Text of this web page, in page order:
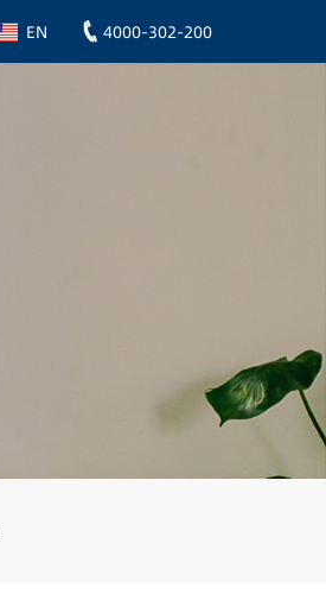
EN 4000-302-200